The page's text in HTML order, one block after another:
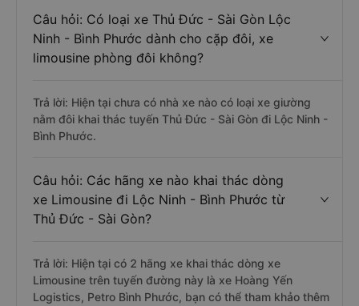
Câu hỏi: Có loại xe Thủ Đức - Sài Gòn Lộc
Ninh - Bình Phước dành cho cặp đôi, xe
limousine phòng đôi không?
Trả lời: Hiện tại chưa có nhà xe nào có loại xe giường
nằm đôi khai thác tuyến Thủ Đức - Sài Gòn đi Lộc Ninh -
Bình Phước.
Câu hỏi: Các hãng xe nào khai thác dòng
xe Limousine đi Lộc Ninh - Bình Phước từ
Thủ Đức - Sài Gòn?
Trả lời: Hiện tại có 2 hãng xe khai thác dòng xe
Limousine trên tuyến đường này là xe Hoàng Yến
Logistics, Petro Bình Phước, bạn có thể tham khảo thêm